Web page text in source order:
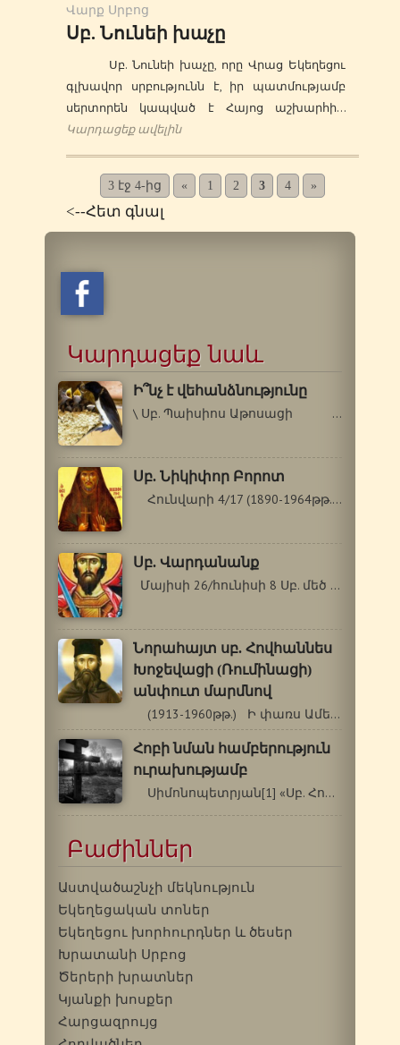
Վարք Սրբոց
Սբ. Նունեի խաչը
Սբ. Նունեի խաչը, որը Վրաց Եկեղեցու
գլխավոր սրբությունն է, իր պատմությամբ
սերտորեն կապված է Հայոց աշխարհի…
Կարդացեք ավելին
3 էջ 4-ից « 1 2 3 4 »
<--Հետ գնալ
Կարդացեք նաև
Ի՞նչ է վեհանձնությունը
\ Սբ. Պաիսիոս Աթոսացի …
Սբ. Նիկիփոր Բորոտ
Հունվարի 4/17 (1890-1964թթ.) 1964թ. հունվարի…
Սբ. Վարդանանք
Մայիսի 26/հունիսի 8 Սբ. մեծ վկա Վարդանը…
Նորահայտ սբ. Հովհաննես
Խոջեվացի (Ռումինացի)
անփուտ մարմնով
(1913-1960թթ.) Ի փառս Ամենասուրբ Երրորդության,…
Հոբի նման համբերություն
ուրախությամբ
Սիմոնոպետրյան[1] «Սբ. Հովհաննես…
Բաժիններ
Աստվածաշնչի մեկնություն
Եկեղեցական տոներ
Եկեղեցու խորհուրդներ և ծեսեր
Խրատանի Սրբոց
Ծերերի խրատներ
Կյանքի խոսքեր
Հարցազրույց